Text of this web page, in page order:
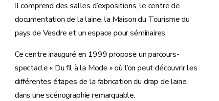
Il comprend des salles d’expositions, le centre de
documentation de la laine, la Maison du Tourisme du
pays de Vesdre et un espace pour séminaires.
Ce centre inauguré en 1999 propose un parcours-
spectacle « Du fil à la Mode » où l’on peut découvrir les
différentes étapes de la fabrication du drap de laine,
dans une scénographie remarquable.